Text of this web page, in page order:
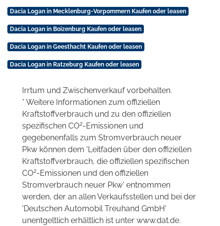
Dacia Logan in Mecklenburg-Vorpommern Kaufen oder leasen
Dacia Logan in Boizenburg Kaufen oder leasen
Dacia Logan in Geesthacht Kaufen oder leasen
Dacia Logan in Ratzeburg Kaufen oder leasen
Irrtum und Zwischenverkauf vorbehalten.
* Weitere Informationen zum offiziellen
Kraftstoffverbrauch und zu den offiziellen
spezifischen CO2-Emissionen und
gegebenenfalls zum Stromverbrauch neuer
Pkw können dem 'Leitfaden über den offiziellen
Kraftstoffverbrauch, die offiziellen spezifischen
CO2-Emissionen und den offiziellen
Stromverbrauch neuer Pkw' entnommen
werden, der an allen Verkaufsstellen und bei der
'Deutschen Automobil Treuhand GmbH'
unentgeltlich erhältlich ist unter www.dat.de.